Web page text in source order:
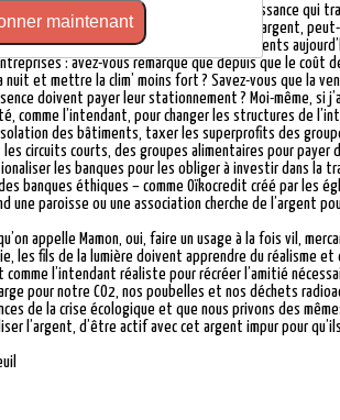
ce gérant ? Puisque l’argent est une puissance qui
de sortir de la domination de l’argent,
quels seraient les usages équivalents
: avez-vous remarqué que depuis que le coût
et mettre la clim’ moins fort ? Savez-vous que la
doivent payer leur stationnement ? Moi-même, si
comme l’intendant, pour changer les structures de
des bâtiments, taxer les superprofits des
circuits courts, des groupes alimentaires pour
les banques pour les obliger à investir dans la
banques éthiques – comme Oïkocredit créé par les
paroisse ou une association cherche de l’argent
appelle Mamon, oui, faire un usage à la fois vil,
les fils de la lumière doivent apprendre du réalisme et
l’intendant réaliste pour récréer l’amitié
pour notre CO2, nos poubelles et nos déchets
de la crise écologique et que nous privons des
l’argent, d’être actif avec cet argent impur pour
maintenant